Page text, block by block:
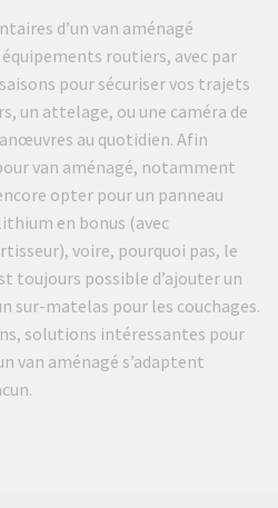
d’un van aménagé
routiers, avec par
pour sécuriser vos trajets
un attelage, ou une caméra de
au quotidien. Afin
van aménagé, notamment
opter pour un panneau
en bonus (avec
voire, pourquoi pas, le
toujours possible d’ajouter un
sur-matelas pour les couchages.
solutions intéressantes pour
van aménagé s’adaptent